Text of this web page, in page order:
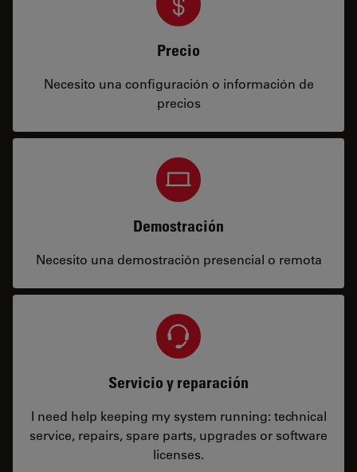
Precio
Necesito una configuración o información de
precios
Demostración
Necesito una demostración presencial o remota
Servicio y reparación
I need help keeping my system running: technical
service, repairs, spare parts, upgrades or software
licenses.